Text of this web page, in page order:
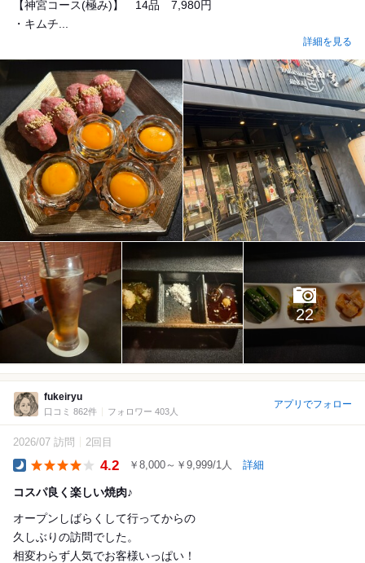
【神宮コース(極み)】 14品 7,980円
・キムチ...
詳細を見る
22
fukeiryu
口コミ 862件 フォロワー 403人
アプリでフォロー
2026/07 訪問 2回目
4.2 ￥8,000～￥9,999/1人 詳細
コスパ良く楽しい焼肉♪
オープンしばらくして行ってからの
久しぶりの訪問でした。
相変わらず人気でお客様いっぱい！